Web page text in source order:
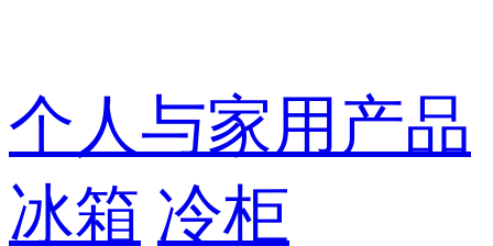
个人与家用产品
冰箱 冷柜